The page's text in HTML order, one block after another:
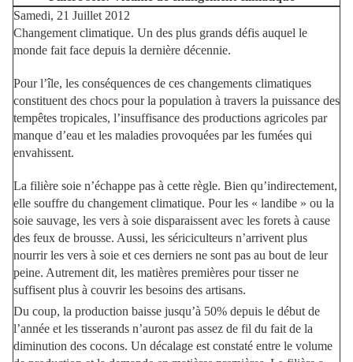
Samedi, 21 Juillet 2012
Changement climatique. Un des plus grands défis auquel le
monde fait face depuis la dernière décennie.
Pour l’île, les conséquences de ces changements climatiques
constituent des chocs pour la population à travers la puissance des
tempêtes tropicales, l’insuffisance des productions agricoles par
manque d’eau et les maladies provoquées par les fumées qui
envahissent.
La filière soie n’échappe pas à cette règle. Bien qu’indirectement,
elle souffre du changement climatique. Pour les « landibe » ou la
soie sauvage, les vers à soie disparaissent avec les forets à cause
des feux de brousse. Aussi, les sériciculteurs n’arrivent plus
nourrir les vers à soie et ces derniers ne sont pas au bout de leur
peine. Autrement dit, les matières premières pour tisser ne
suffisent plus à couvrir les besoins des artisans.
Du coup, la production baisse jusqu’à 50% depuis le début de
l’année et les tisserands n’auront pas assez de fil du fait de la
diminution des cocons. Un décalage est constaté entre le volume